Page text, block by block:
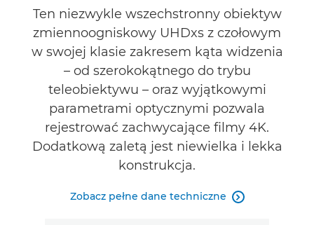
Ten niezwykle wszechstronny obiektyw
zmiennoogniskowy UHDxs z czołowym
w swojej klasie zakresem kąta widzenia
– od szerokokątnego do trybu
teleobiektywu – oraz wyjątkowymi
parametrami optycznymi pozwala
rejestrować zachwycające filmy 4K.
Dodatkową zaletą jest niewielka i lekka
konstrukcja.
Zobacz pełne dane techniczne 